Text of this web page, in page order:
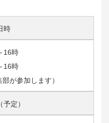
時
16時
16時
が参加します）
定）